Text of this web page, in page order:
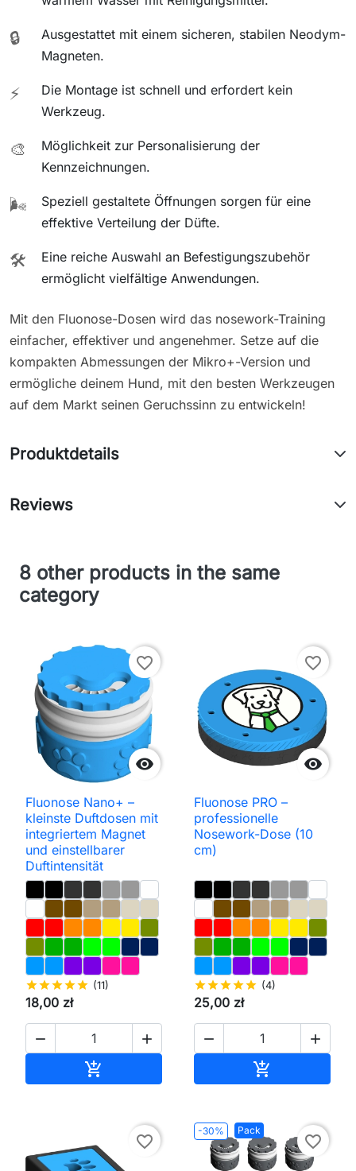
🔒
Ausgestattet mit einem sicheren, stabilen Neodym-
Magneten.
⚡
Die Montage ist schnell und erfordert kein
Werkzeug.
🎨
Möglichkeit zur Personalisierung der
Kennzeichnungen.
🌬️
Speziell gestaltete Öffnungen sorgen für eine
effektive Verteilung der Düfte.
🛠️
Eine reiche Auswahl an Befestigungszubehör
ermöglicht vielfältige Anwendungen.
Mit den Fluonose-Dosen wird das nosework-Training
einfacher, effektiver und angenehmer. Setze auf die
kompakten Abmessungen der Mikro+-Version und
ermögliche deinem Hund, mit den besten Werkzeugen
auf dem Markt seinen Geruchssinn zu entwickeln!
Produktdetails
Reviews
8 other products in the same
category

favorite_border
Fluonose Nano+ –
kleinste Duftdosen mit
integriertem Magnet
und einstellbarer
Duftintensität
starstarstarstarstar (11)
18,00 zł
 


favorite_border
Fluonose PRO –
professionelle
Nosework-Dose (10
cm)
starstarstarstarstar (4)
25,00 zł
 

favorite_border
-30% Pack
favorite_border